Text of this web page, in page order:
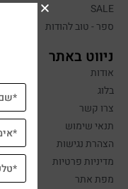
SALE
ספר - טוב להודות
ניווט באתר
אודות
בלוג
צרו קשר
תנאי שימוש
הצהרת נגישות
מדיניות פרטיות
מפת אתר